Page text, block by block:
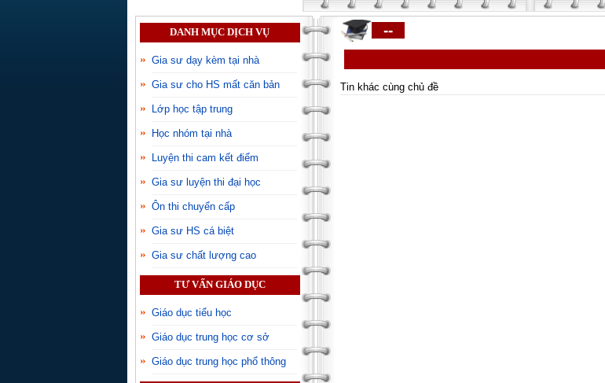
DANH MỤC DỊCH VỤ
Gia sư dạy kèm tại nhà
Gia sư cho HS mất căn bản
Lớp học tập trung
Học nhóm tại nhà
Luyện thi cam kết điểm
Gia sư luyện thi đại học
Ôn thi chuyển cấp
Gia sư HS cá biệt
Gia sư chất lượng cao
TƯ VẤN GIÁO DỤC
Giáo dục tiểu học
Giáo dục trung học cơ sở
Giáo dục trung học phổ thông
--
Tin khác cùng chủ đề